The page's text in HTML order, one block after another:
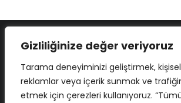
Gizliliğinize değer veriyoruz
Tarama deneyiminizi geliştirmek,
reklamlar veya içerik sunmak ve
etmek için çerezleri kullanıyoruz.